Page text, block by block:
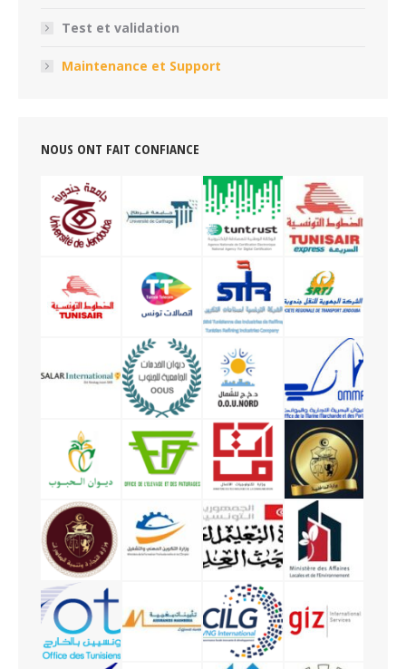
Test et validation
Maintenance et Support
NOUS ONT FAIT CONFIANCE